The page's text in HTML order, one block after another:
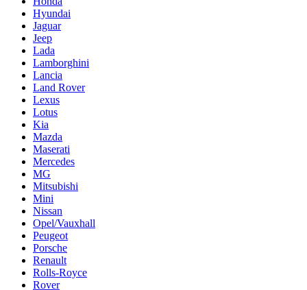
Hyundai
Jaguar
Jeep
Lada
Lamborghini
Lancia
Land Rover
Lexus
Lotus
Kia
Mazda
Maserati
Mercedes
MG
Mitsubishi
Mini
Nissan
Opel/Vauxhall
Peugeot
Porsche
Renault
Rolls-Royce
Rover